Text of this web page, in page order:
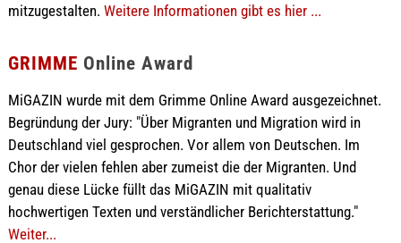
mitzugestalten. Weitere Informationen gibt es hier ...
GRIMME Online Award
MiGAZIN wurde mit dem Grimme Online Award ausgezeichnet.
Begründung der Jury: "Über Migranten und Migration wird in
Deutschland viel gesprochen. Vor allem von Deutschen. Im
Chor der vielen fehlen aber zumeist die der Migranten. Und
genau diese Lücke füllt das MiGAZIN mit qualitativ
hochwertigen Texten und verständlicher Berichterstattung."
Weiter...